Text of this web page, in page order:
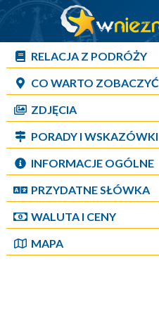
RELACJA Z PODRÓŻY
CO WARTO ZOBACZYĆ
ZDJĘCIA
PORADY I WSKAZÓWKI
INFORMACJE OGÓLNE
PRZYDATNE SŁÓWKA
WALUTA I CENY
MAPA